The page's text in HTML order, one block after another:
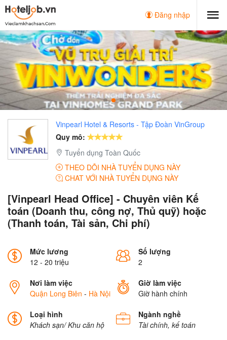
Đăng nhập
Vinpearl Hotel & Resorts - Tập Đoàn VinGroup
Quy mô:
Tuyển dụng Toàn Quốc
THEO DÕI NHÀ TUYỂN DỤNG NÀY
CHAT VỚI NHÀ TUYỂN DỤNG NÀY
[Vinpearl Head Office] - Chuyên viên Kế
toán (Doanh thu, công nợ, Thủ quỹ) hoặc
(Thanh toán, Tài sản, Chi phí)
Mức lương
12 - 20 triệu
Số lượng
2
Nơi làm việc
Quận Long Biên - Hà Nội
Giờ làm việc
Giờ hành chính
Loại hình
Khách sạn/ Khu căn hộ
Ngành nghề
Tài chính, kế toán